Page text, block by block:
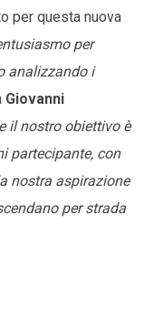
per questa nuova
per
analizzando i
Giovanni
e il nostro obiettivo è
partecipante, con
nostra aspirazione
per strada